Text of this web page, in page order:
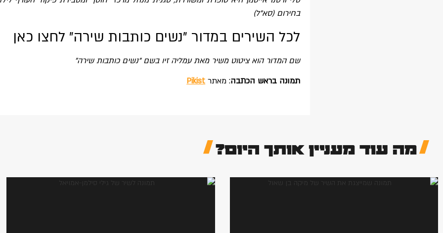
בחירום (סא"ל)
לכל השירים במדור "נשים כותבות שירה" לחצו כאן
שם המדור הוא ציטוט משיר מאת עמליה זיו בשם "נשים כותבות שירה"
תמונה בראש הכתבה: מאתר Pikist
מה עוד מעניין אותך היום?